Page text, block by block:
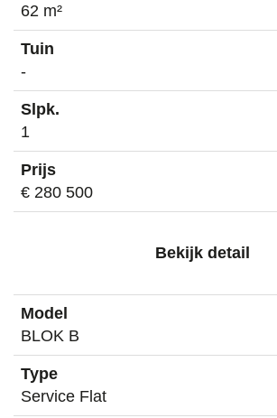
62 m²
-
1
€ 280 500
Bekijk detail
BLOK B
Service Flat